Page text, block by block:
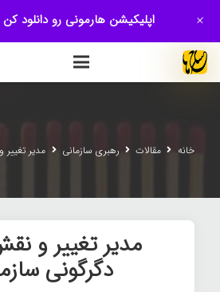
خانه مقالات رهبری سازمانی مدیر
مدیر تغییر و
دگرگونی
اپلیکیشن هارمونی رو دانلود کن +